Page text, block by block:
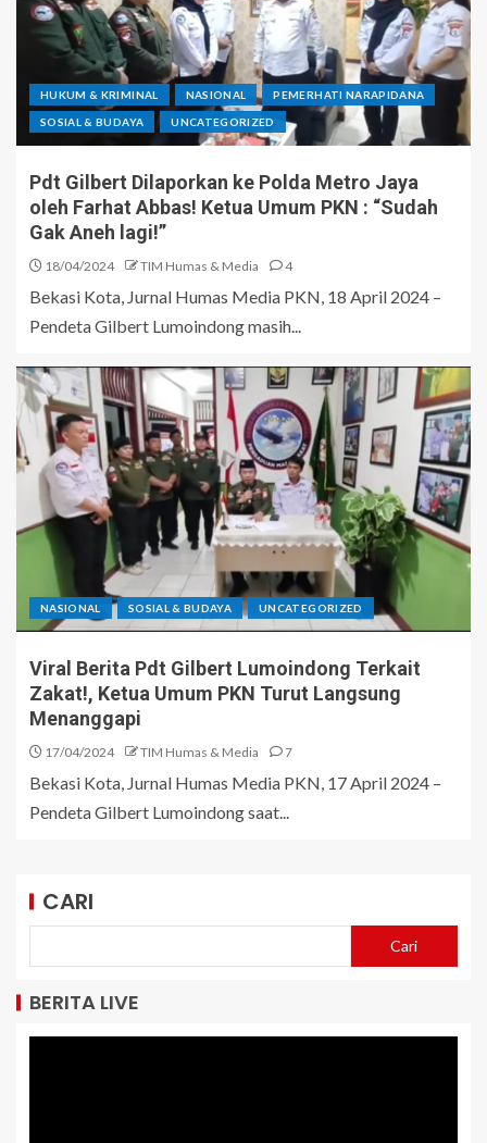
HUKUM & KRIMINAL NASIONAL PEMERHATI NARAPIDANA
SOSIAL & BUDAYA UNCATEGORIZED
Pdt Gilbert Dilaporkan ke Polda Metro Jaya
oleh Farhat Abbas! Ketua Umum PKN : “Sudah
Gak Aneh lagi!”
18/04/2024 TIM Humas & Media 4
Bekasi Kota, Jurnal Humas Media PKN, 18 April 2024 –
Pendeta Gilbert Lumoindong masih...
NASIONAL SOSIAL & BUDAYA UNCATEGORIZED
Viral Berita Pdt Gilbert Lumoindong Terkait
Zakat!, Ketua Umum PKN Turut Langsung
Menanggapi
17/04/2024 TIM Humas & Media 7
Bekasi Kota, Jurnal Humas Media PKN, 17 April 2024 –
Pendeta Gilbert Lumoindong saat...
CARI
Cari
BERITA LIVE